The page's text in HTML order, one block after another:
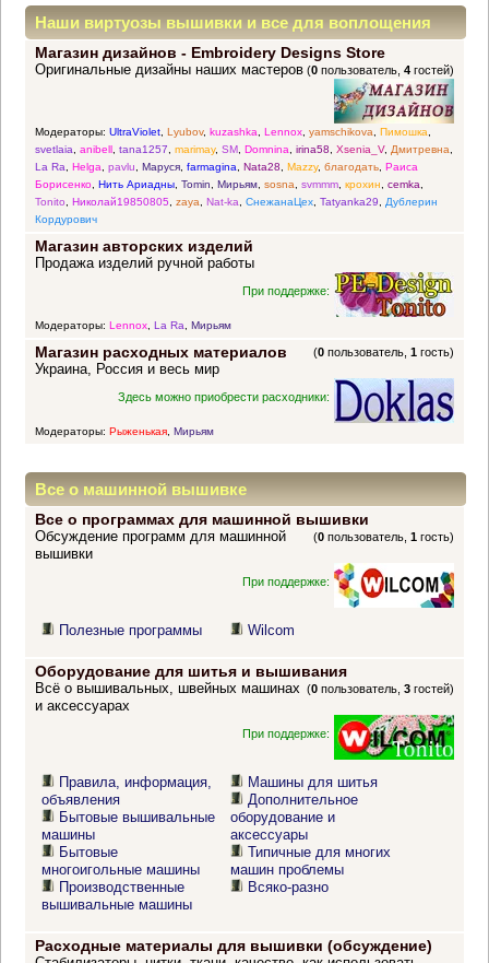
Наши виртуозы вышивки и все для воплощения
прекрасных идей
Магазин дизайнов - Embroidery Designs Store
(0 пользователь,4 гостей)
Оригинальные дизайны наших мастеров
Модераторы: UltraViolet, Lyubov, kuzashka, Lennox, yamschikova, Пимошка,
svetlaia, anibell, tana1257, marimay, SM, Domnina, irina58, Xsenia_V, Дмитревна,
La Ra, Helga, pavlu, Маруся, farmagina, Nata28, Mazzy, благодать, Раиса
Борисенко, Нить Ариадны, Tomin, Мирьям, sosna, svmmm, крохин, cemka,
Tonito, Николай19850805, zaya, Nat-ka, СнежанаЦех, Tatyanka29, Дублерин
Кордурович
Магазин авторских изделий
Продажа изделий ручной работы
При поддержке:
Модераторы: Lennox, La Ra, Мирьям
Магазин расходных материалов (0 пользователь,1 гость)
Украина, Россия и весь мир
Здесь можно приобрести расходники:
Модераторы: Рыженькая, Мирьям
Все о машинной вышивке
Все о программах для машинной вышивки
(0 пользователь,1 гость)
Обсуждение программ для машинной
вышивки
При поддержке:
Полезные программы Wilcom
Оборудование для шитья и вышивания
(0 пользователь,3 гостей)
Всё о вышивальных, швейных машинах
и аксессуарах
При поддержке:
Правила, информация,
объявления
Бытовые вышивальные
машины
Бытовые
многоигольные машины
Производственные
вышивальные машины
Машины для шитья
Дополнительное
оборудование и
аксессуары
Типичные для многих
машин проблемы
Всяко-разно
Расходные материалы для вышивки (обсуждение)